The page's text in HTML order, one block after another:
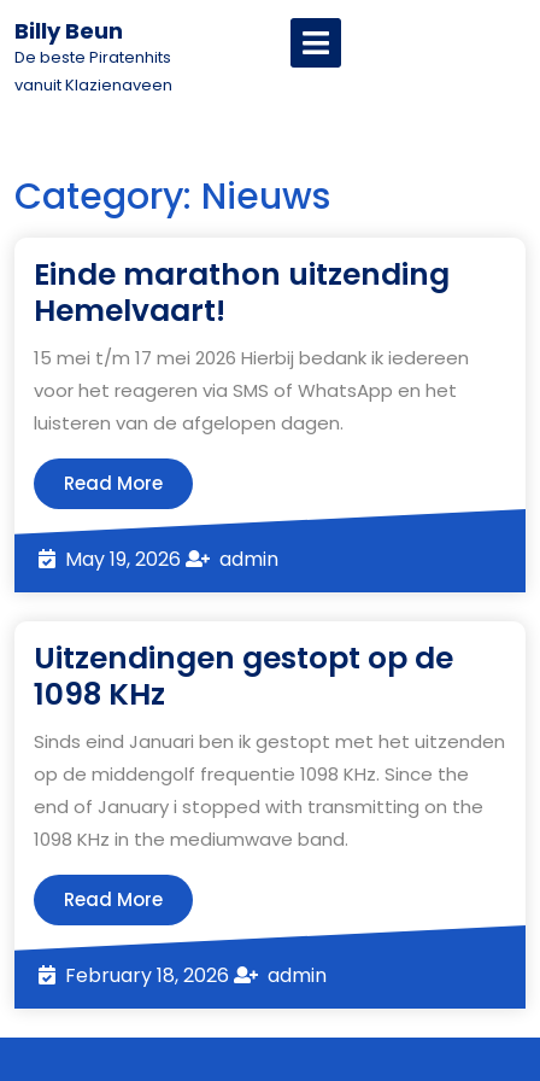
to
content
Billy Beun
De beste Piratenhits
vanuit Klazienaveen
Category: Nieuws
Einde marathon uitzending
Hemelvaart!
marathon
uitzending
Hemelvaart!
15 mei t/m 17 mei 2026 Hierbij bedank ik iedereen
voor het reageren via SMS of WhatsApp en het
luisteren van de afgelopen dagen.
Read MoreRead
More
May 19, 2026 May
19,
adminadmin
Uitzendingen gestopt op de
1098 KHz
gestopt
op
de
1098
KHz
Sinds eind Januari ben ik gestopt met het uitzenden
op de middengolf frequentie 1098 KHz. Since the
end of January i stopped with transmitting on the
1098 KHz in the mediumwave band.
Read MoreRead
More
February 18, 2026 February
18,
2026
adminadmin